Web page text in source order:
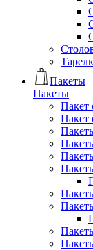
Пакеты
Пакеты
Пакет
Пакет